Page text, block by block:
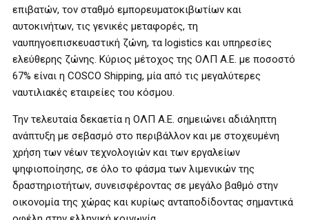
επιβατών, τον σταθμό εμπορευματοκιβωτίων και
αυτοκινήτων, τις γενικές μεταφορές, τη
ναυπηγοεπισκευαστική ζώνη, τα logistics και υπηρεσίες
ελεύθερης ζώνης. Κύριος μέτοχος της ΟΛΠ Α.Ε. με ποσοστό
67% είναι η COSCO Shipping, μία από τις μεγαλύτερες
ναυτιλιακές εταιρείες του κόσμου.
Την τελευταία δεκαετία η ΟΛΠ Α.Ε. σημειώνει αδιάληπτη
ανάπτυξη με σεβασμό στο περιβάλλον και με στοχευμένη
χρήση των νέων τεχνολογιών και των εργαλείων
ψηφιοποίησης, σε όλο το φάσμα των λιμενικών της
δραστηριοτήτων, συνεισφέροντας σε μεγάλο βαθμό στην
οικονομία της χώρας και κυρίως ανταποδίδοντας σημαντικά